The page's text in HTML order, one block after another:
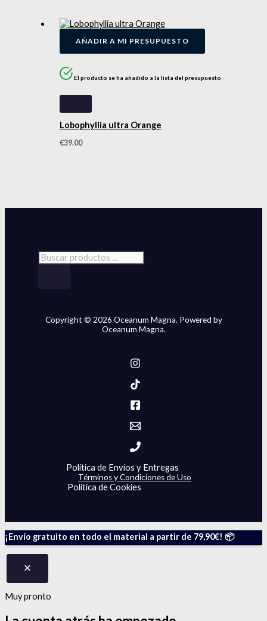
AÑADIR A MI PRESUPUESTO
El producto se ha añadido a la lista del presupuesto
Lobophyllia ultra Orange
€39.00
Copyright © 2026 Oceanum Magna. Powered by
Oceanum Magna.
Politica de Envíos y Entregas
Términos y Condiciones de Uso
Politica de Cookies
¡Envío gratuito en todo el material a partir de 79,90€! 📦
Muy pronto